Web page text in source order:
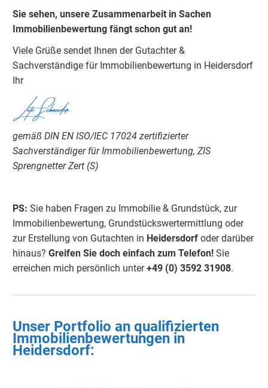
Sie sehen, unsere Zusammenarbeit in Sachen
Immobilienbewertung fängt schon gut an!
Viele Grüße sendet Ihnen der Gutachter &
Sachverständige für Immobilienbewertung in Heidersdorf
Ihr
Lutz Schneider
gemäß DIN EN ISO/IEC 17024 zertifizierter
Sachverständiger für Immobilienbewertung, ZIS
Sprengnetter Zert (S)
PS: Sie haben Fragen zu Immobilie & Grundstück, zur
Immobilienbewertung, Grundstückswertermittlung oder
zur Erstellung von Gutachten in Heidersdorf oder darüber
hinaus? Greifen Sie doch einfach zum Telefon! Sie
erreichen mich persönlich unter+49 (0) 3592 31908.
Unser Portfolio an qualifizierten
Immobilienbewertungen in
Heidersdorf: